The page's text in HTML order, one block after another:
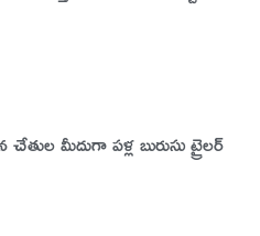
మీదుగా పళ్ల బురుసు ట్రైలర్‌